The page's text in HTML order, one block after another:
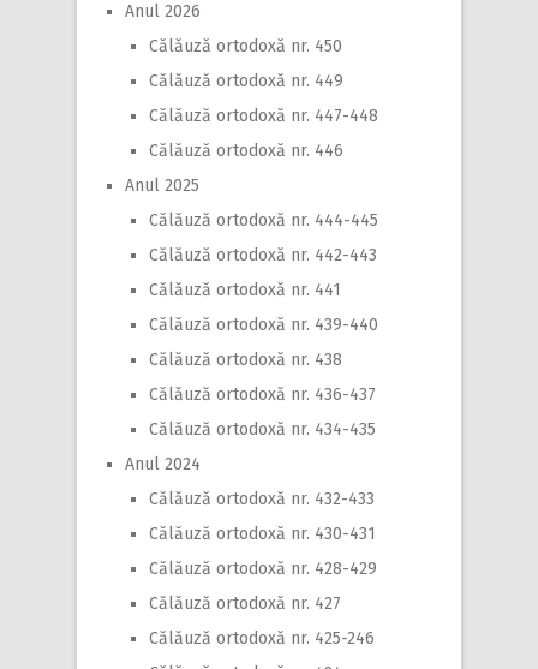
Anul 2026
Călăuză ortodoxă nr. 450
Călăuză ortodoxă nr. 449
Călăuză ortodoxă nr. 447-448
Călăuză ortodoxă nr. 446
Anul 2025
Călăuză ortodoxă nr. 444-445
Călăuză ortodoxă nr. 442-443
Călăuză ortodoxă nr. 441
Călăuză ortodoxă nr. 439-440
Călăuză ortodoxă nr. 438
Călăuză ortodoxă nr. 436-437
Călăuză ortodoxă nr. 434-435
Anul 2024
Călăuză ortodoxă nr. 432-433
Călăuză ortodoxă nr. 430-431
Călăuză ortodoxă nr. 428-429
Călăuză ortodoxă nr. 427
Călăuză ortodoxă nr. 425-246